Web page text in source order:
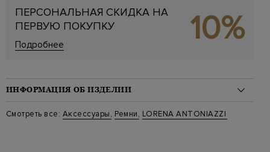
ПЕРСОНАЛЬНАЯ СКИДКА НА
ПЕРВУЮ ПОКУПКУ
Подробнее 10%
ИНФОРМАЦИЯ ОБ ИЗДЕЛИИ
Материал: кожа 100%
Смотреть все: Аксессуары, Ремни, LORENA ANTONIAZZI